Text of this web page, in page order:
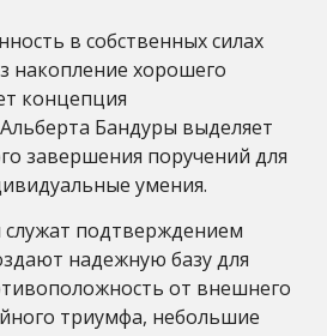
в собственных силах
накопление хорошего
концепция
Бандуры выделяет
завершения поручений для
умения.
подтверждением
надежную базу для
от внешнего
триумфа, небольшие